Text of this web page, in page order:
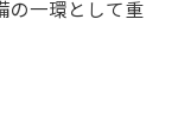
の一環として重